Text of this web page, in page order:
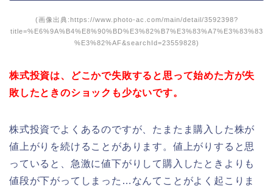
(画像出典:https://www.photo-ac.com/main/detail/3592398?
title=%E6%9A%B4%E8%90%BD%E3%82%B7%E3%83%A7%E3%83%83
%E3%82%AF&searchId=23559828)
株式投資は、どこかで失敗すると思って始めた方が失
敗したときのショックも少ないです。
株式投資でよくあるのですが、たまたま購入した株が
値上がりを続けることがあります。値上がりすると思
っていると、急激に値下がりして購入したときよりも
値段が下がってしまった…なんてことがよく起こりま